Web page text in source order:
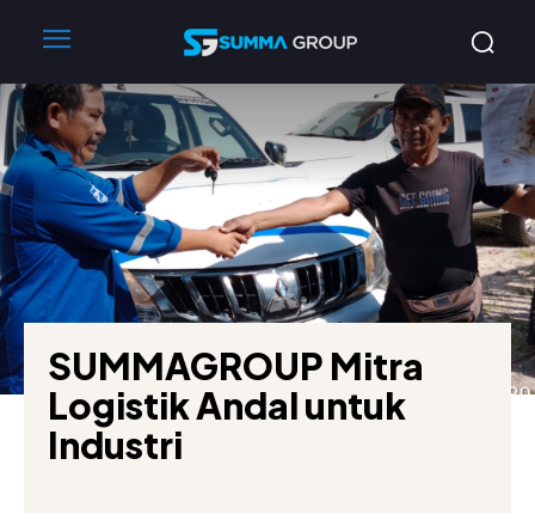
SUMMAGROUP Mitra
Logistik Andal untuk
Industri